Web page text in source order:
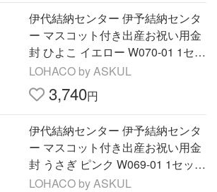
伊代結納センター 伊予結納センタ
ー マスコット付き出産お祝い用金
封 ひよこ イエロー W070-01 1セッ
ト(5枚)（直送品）
LOHACO by ASKUL
3,740円
伊代結納センター 伊予結納センタ
ー マスコット付き出産お祝い用金
封 うさぎ ピンク W069-01 1セット
(5枚)（直送品）
LOHACO by ASKUL